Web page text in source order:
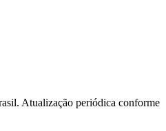
Atualização periódica conforme